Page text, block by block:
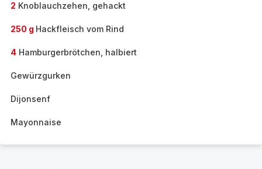
2 Knoblauchzehen, gehackt
250 g Hackfleisch vom Rind
4 Hamburgerbrötchen, halbiert
Gewürzgurken
Dijonsenf
Mayonnaise